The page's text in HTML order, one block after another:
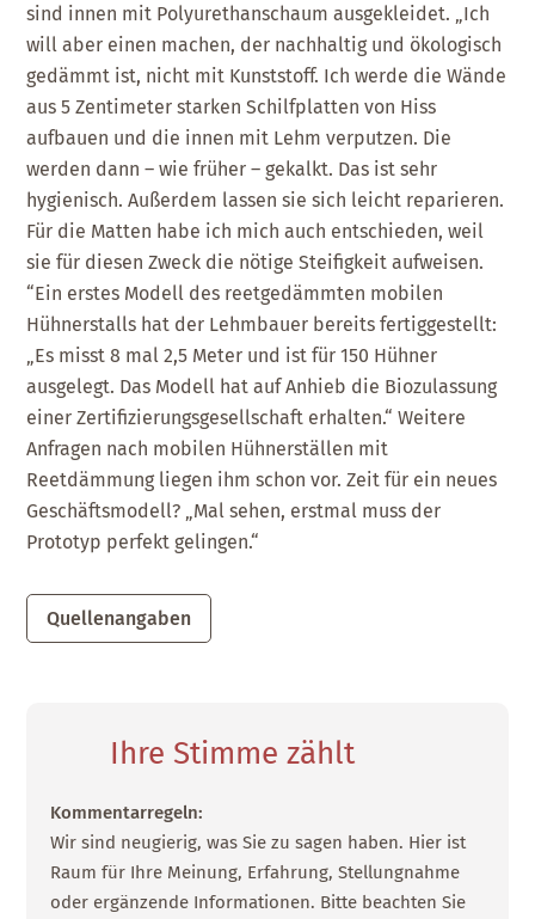
sind innen mit Polyurethanschaum ausgekleidet. „Ich
will aber einen machen, der nachhaltig und ökologisch
gedämmt ist, nicht mit Kunststoff. Ich werde die Wände
aus 5 Zentimeter starken Schilfplatten von Hiss
aufbauen und die innen mit Lehm verputzen. Die
werden dann – wie früher – gekalkt. Das ist sehr
hygienisch. Außerdem lassen sie sich leicht reparieren.
Für die Matten habe ich mich auch entschieden, weil
sie für diesen Zweck die nötige Steifigkeit aufweisen.
“Ein erstes Modell des reetgedämmten mobilen
Hühnerstalls hat der Lehmbauer bereits fertiggestellt:
„Es misst 8 mal 2,5 Meter und ist für 150 Hühner
ausgelegt. Das Modell hat auf Anhieb die Biozulassung
einer Zertifizierungsgesellschaft erhalten.“ Weitere
Anfragen nach mobilen Hühnerställen mit
Reetdämmung liegen ihm schon vor. Zeit für ein neues
Geschäftsmodell? „Mal sehen, erstmal muss der
Prototyp perfekt gelingen.“
Quellenangaben
Ihre Stimme zählt
Kommentarregeln:
Wir sind neugierig, was Sie zu sagen haben. Hier ist
Raum für Ihre Meinung, Erfahrung, Stellungnahme
oder ergänzende Informationen. Bitte beachten Sie